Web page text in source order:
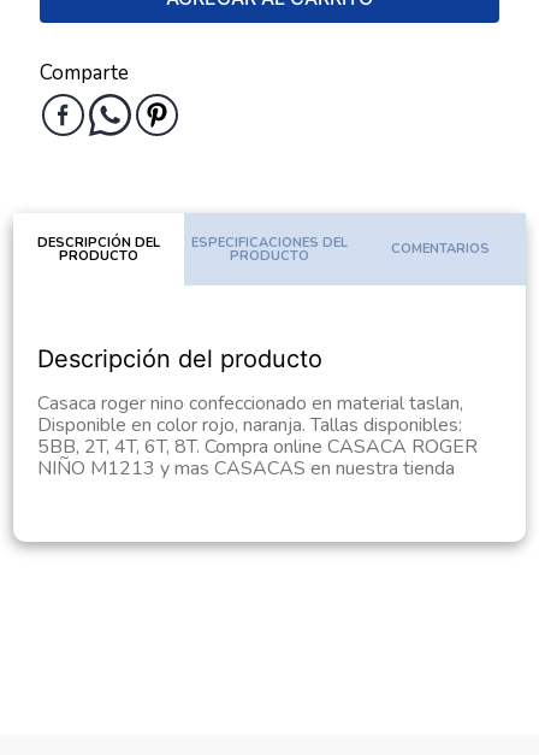
Comparte
DESCRIPCIÓN DEL
PRODUCTO
ESPECIFICACIONES DEL
PRODUCTO COMENTARIOS
Descripción del producto
Casaca roger nino confeccionado en material taslan,
Disponible en color rojo, naranja. Tallas disponibles:
5BB, 2T, 4T, 6T, 8T. Compra online CASACA ROGER
NIÑO M1213 y mas CASACAS en nuestra tienda